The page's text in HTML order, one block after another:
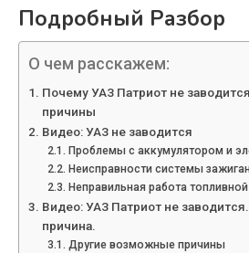
Подробный Разбор
О чем расскажем:
Почему УАЗ Патриот не
причины
Видео: УАЗ не заводится
Проблемы с аккумулятором и
Неисправности системы
Неправильная работа
Видео: УАЗ Патриот не
причина.
Другие возможные причины